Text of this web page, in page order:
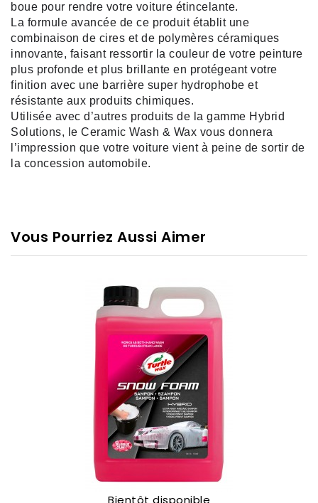
boue pour rendre votre voiture étincelante.
La formule avancée de ce produit établit une
combinaison de cires et de polymères céramiques
innovante, faisant ressortir la couleur de votre peinture
plus profonde et plus brillante en protégeant votre
finition avec une barrière super hydrophobe et
résistante aux produits chimiques.
Utilisée avec d’autres produits de la gamme Hybrid
Solutions, le Ceramic Wash & Wax vous donnera
l’impression que votre voiture vient à peine de sortir de
la concession automobile.
Vous Pourriez Aussi Aimer
Bientôt disponible